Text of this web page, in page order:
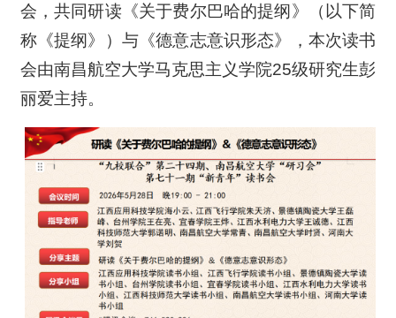
会，共同研读《关于费尔巴哈的提纲》（以下简
称《提纲》）与《德意志意识形态》，本次读书
会由南昌航空大学马克思主义学院25级研究生彭
丽爱主持。